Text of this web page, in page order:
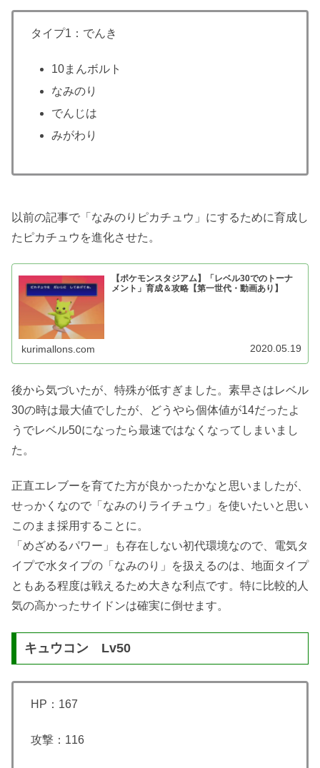
タイプ1：でんき
10まんボルト
なみのり
でんじは
みがわり
以前の記事で「なみのりピカチュウ」にするために育成し
たピカチュウを進化させた。
【ポケモンスタジアム】「レベル30でのトーナ
メント」育成＆攻略【第一世代・動画あり】
kurimallons.com 2020.05.19
後から気づいたが、特殊が低すぎました。素早さはレベル
30の時は最大値でしたが、どうやら個体値が14だったよ
うでレベル50になったら最速ではなくなってしまいまし
た。
正直エレブーを育てた方が良かったかなと思いましたが、
せっかくなので「なみのりライチュウ」を使いたいと思い
このまま採用することに。
「めざめるパワー」も存在しない初代環境なので、電気タ
イプで水タイプの「なみのり」を扱えるのは、地面タイプ
ともある程度は戦えるため大きな利点です。特に比較的人
気の高かったサイドンは確実に倒せます。
キュウコン Lv50
HP：167
攻撃：116